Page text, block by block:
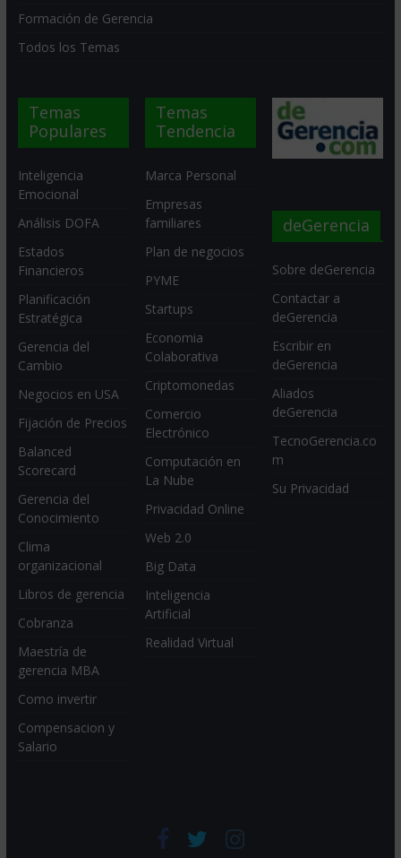
Formación de Gerencia
Todos los Temas
Temas
Populares
Inteligencia
Emocional
Análisis DOFA
Estados
Financieros
Planificación
Estratégica
Gerencia del
Cambio
Negocios en USA
Fijación de Precios
Balanced
Scorecard
Gerencia del
Conocimiento
Clima
organizacional
Libros de gerencia
Cobranza
Maestría de
gerencia MBA
Como invertir
Compensacion y
Salario
Temas
Tendencia
Marca Personal
Empresas
familiares
Plan de negocios
PYME
Startups
Economia
Colaborativa
Criptomonedas
Comercio
Electrónico
Computación en
La Nube
Privacidad Online
Web 2.0
Big Data
Inteligencia
Artificial
Realidad Virtual
deGerencia
Sobre deGerencia
Contactar a
deGerencia
Escribir en
deGerencia
Aliados
deGerencia
TecnoGerencia.co
m
Su Privacidad